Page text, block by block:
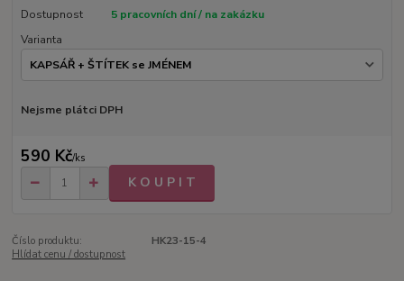
Dostupnost
5 pracovních dní / na zakázku
Varianta
Nejsme plátci DPH
590 Kč/ks
K O U P I T
Číslo produktu:
HK23-15-4
Hlídat cenu / dostupnost